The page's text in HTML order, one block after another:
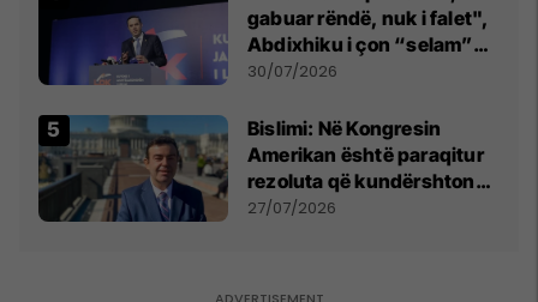
gabuar rëndë, nuk i falet",
Abdixhiku i çon “selam”
Përparim Ramës
30/07/2026
Bislimi: Në Kongresin
Amerikan është paraqitur
rezoluta që kundërshton
mbajtjen e Asamblesë
27/07/2026